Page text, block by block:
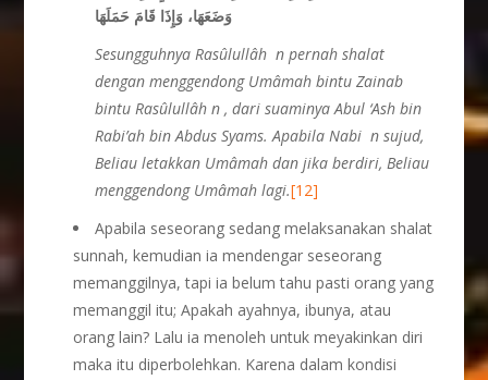
وَضَعَهَا، وَإِذَا قَامَ حَمَلَهَا
Sesungguhnya Rasûlullâh n pernah shalat
dengan menggendong Umâmah bintu Zainab
bintu Rasûlullâh n , dari suaminya Abul ‘Ash bin
Rabi’ah bin Abdus Syams. Apabila Nabi nsujud,
Beliau letakkan Umâmah dan jika berdiri, Beliau
menggendong Umâmah lagi.[12]
Apabila seseorang sedang melaksanakan shalat
sunnah, kemudian ia mendengar seseorang
memanggilnya, tapi ia belum tahu pasti orang yang
memanggil itu; Apakah ayahnya, ibunya, atau
orang lain? Lalu ia menoleh untuk meyakinkan diri
maka itu diperbolehkan. Karena dalam kondisi